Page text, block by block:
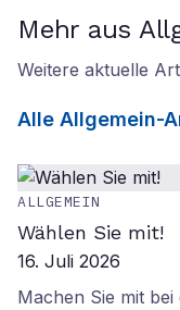
Mehr aus
Weitere aktuelle
Alle Allgemein-
ALLGEMEIN
Wählen Sie mit!
16. Juli 2026
Machen Sie mit